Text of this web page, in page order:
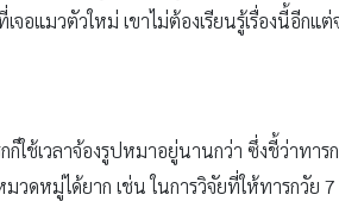
อแมวตัวใหม่ เขาไม่ต้องเรียนรู้เรื่องนี้อีกแต่
ช้เวลาจ้องรูปหมาอยู่นานกว่า ซึ่งชี้ว่าทาร
หมู่ได้ยาก เช่น ในการวิจัยที่ให้ทารกวัย 7